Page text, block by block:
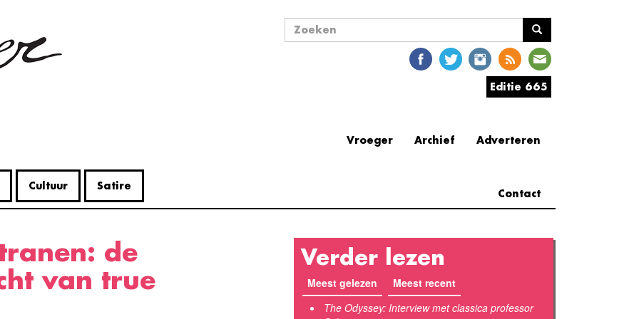
Cultuur Satire
Zoekveld
Editie 665
Adverteren
Archief
Vroeger
Contact
van true
Verder lezen
Meest gelezen Meest recent
The Odyssey: Interview met classica professor